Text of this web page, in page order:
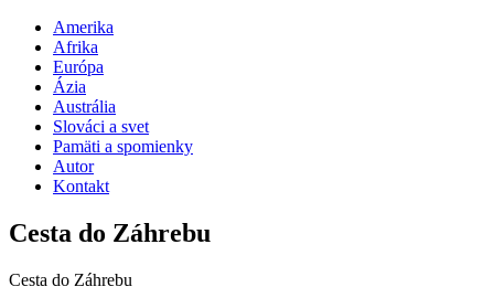
Amerika
Afrika
Európa
Ázia
Austrália
Slováci a svet
Pamäti a spomienky
Autor
Kontakt
Cesta do Záhrebu
Cesta do Záhrebu